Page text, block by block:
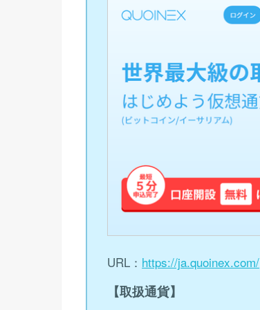
URL： https://ja.quoinex.com/
【取扱通貨】